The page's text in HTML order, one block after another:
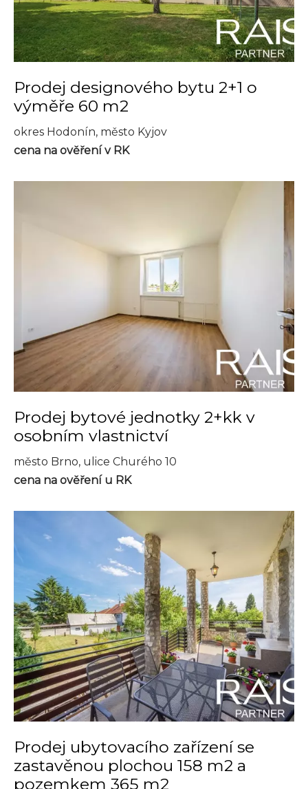
Prodej designového bytu 2+1 o
výměře 60 m2
okres Hodonín, město Kyjov
cena na ověření v RK
Prodej bytové jednotky 2+kk v
osobním vlastnictví
město Brno, ulice Churého 10
cena na ověření u RK
Prodej ubytovacího zařízení se
zastavěnou plochou 158 m2 a
pozemkem 365 m2